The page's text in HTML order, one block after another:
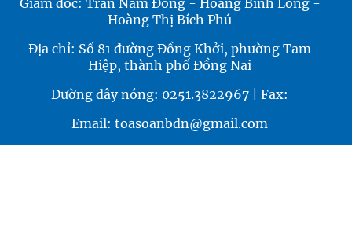
Giám đốc: Trần Nam Đông - Hoàng Bình Long -
Hoàng Thị Bích Phú
Địa chỉ: Số 81 đường Đồng Khởi, phường Tam
Hiệp, thành phố Đồng Nai
Đường dây nóng: 0251.3822967 | Fax:
Email: toasoanbdn@gmail.com